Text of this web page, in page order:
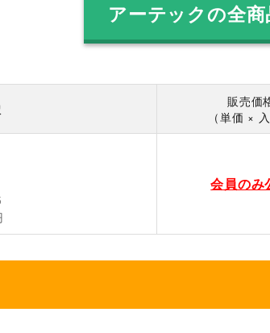
アーテックの全
販売価
（単価 × 入
会員のみ